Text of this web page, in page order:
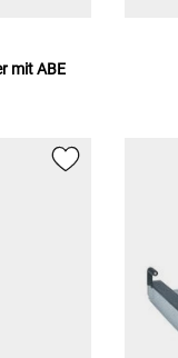
mit ABE